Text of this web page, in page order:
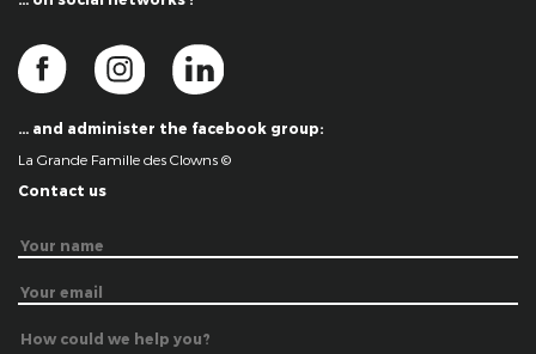
… and administer the facebook group:
La Grande Famille des Clowns ©
Contact us